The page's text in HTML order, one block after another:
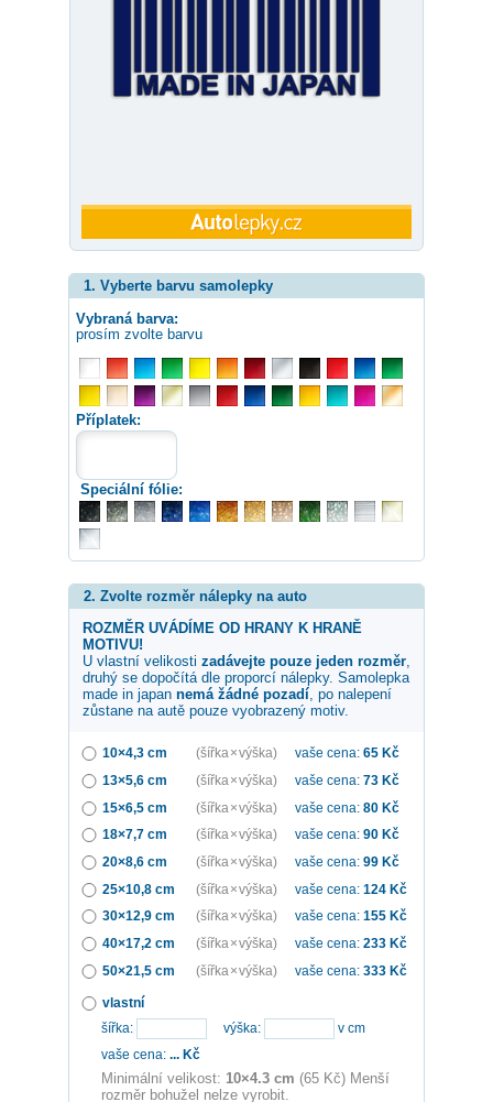
1. Vyberte barvu samolepky
Vybraná barva:
prosím zvolte barvu
Příplatek:
Speciální fólie:
2. Zvolte rozměr nálepky na auto
ROZMĚR UVÁDÍME OD HRANY K HRANĚ
MOTIVU!
U vlastní velikosti zadávejte pouze jeden rozměr,
druhý se dopočítá dle proporcí nálepky. Samolepka
made in japan nemá žádné pozadí, po nalepení
zůstane na autě pouze vyobrazený motiv.
10×4,3 cm (šířka × výška) vaše cena: 65 Kč
13×5,6 cm
(šířka × výška) vaše cena: 73 Kč
15×6,5 cm
(šířka × výška) vaše cena: 80 Kč
18×7,7 cm
(šířka × výška) vaše cena: 90 Kč
20×8,6 cm
(šířka × výška) vaše cena: 99 Kč
25×10,8 cm
(šířka × výška) vaše cena: 124 Kč
30×12,9 cm
(šířka × výška) vaše cena: 155 Kč
40×17,2 cm
(šířka × výška) vaše cena: 233 Kč
50×21,5 cm
(šířka × výška) vaše cena: 333 Kč
vlastní
šířka:
výška:
v cm
vaše cena: ... Kč
Minimální velikost: 10×4.3 cm (65 Kč) Menší
rozměr bohužel nelze vyrobit.